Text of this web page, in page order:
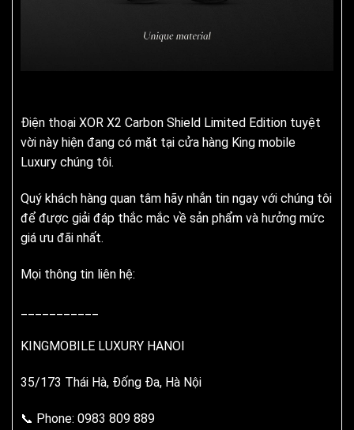
Điện thoại XOR X2 Carbon Shield Limited Edition tuyệt
vời này hiện đang có mặt tại cửa hàng King mobile
Luxury chúng tôi.
Quý khách hàng quan tâm hãy nhắn tin ngay với chúng tôi
để được giải đáp thắc mắc về sản phẩm và hưởng mức
giá ưu đãi nhất.
Mọi thông tin liên hệ:
KINGMOBILE LUXURY HANOI
35/173 Thái Hà, Đống Đa, Hà Nội
📞 Phone: 0983 809 889